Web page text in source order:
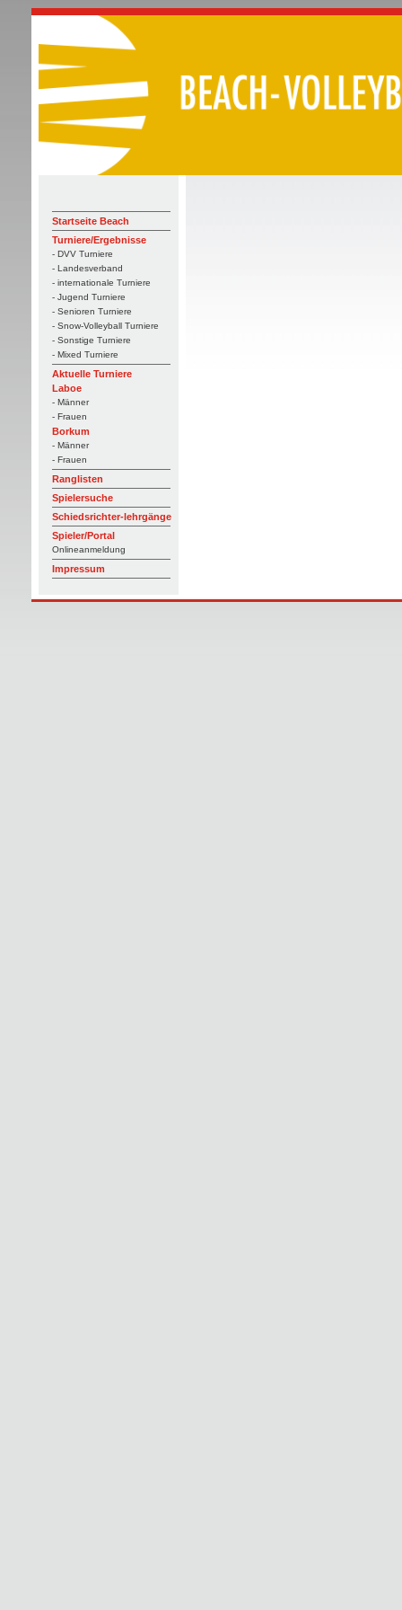
Startseite Beach
Turniere/Ergebnisse
- DVV Turniere
- Landesverband
- internationale Turniere
- Jugend Turniere
- Senioren Turniere
- Snow-Volleyball Turniere
- Sonstige Turniere
- Mixed Turniere
Aktuelle Turniere
Laboe
- Männer
- Frauen
Borkum
- Männer
- Frauen
Ranglisten
Spielersuche
Schiedsrichter-lehrgänge
Spieler/Portal
Onlineanmeldung
Impressum